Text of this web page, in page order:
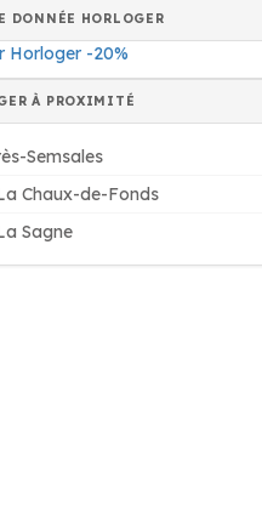
DONNÉE HORLOGER
Horloger -20%
À PROXIMITÉ
Semsales
Chaux-de-Fonds
Sagne